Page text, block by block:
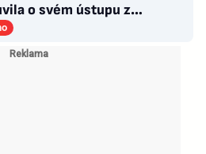
o svém ústupu z
života a Sophia z
si dává pauzu od skupiny